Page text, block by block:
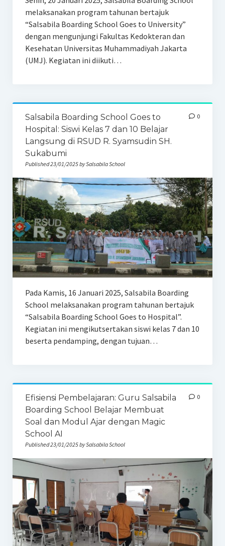
melaksanakan program tahunan bertajuk
“Salsabila Boarding School Goes to University”
dengan mengunjungi Fakultas Kedokteran dan
Kesehatan Universitas Muhammadiyah Jakarta
(UMJ). Kegiatan ini diikuti…
Salsabila Boarding School Goes to
Hospital: Siswi Kelas 7 dan 10 Belajar
Langsung di RSUD R. Syamsudin SH.
Sukabumi
Published 23/01/2025 by Salsabila School
0
Pada Kamis, 16 Januari 2025, Salsabila Boarding
School melaksanakan program tahunan bertajuk
“Salsabila Boarding School Goes to Hospital”.
Kegiatan ini mengikutsertakan siswi kelas 7 dan 10
beserta pendamping, dengan tujuan…
Efisiensi Pembelajaran: Guru Salsabila
Boarding School Belajar Membuat
Soal dan Modul Ajar dengan Magic
School AI
Published 23/01/2025 by Salsabila School
0